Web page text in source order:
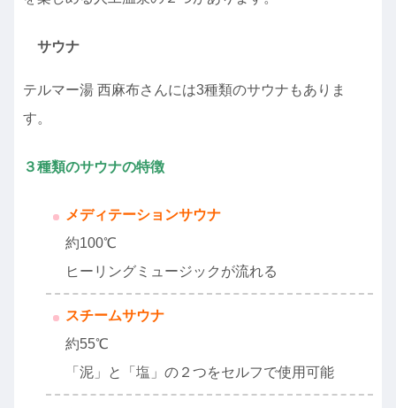
サウナ
テルマー湯 西麻布さんには3種類のサウナもありま
す。
３種類のサウナの特徴
メディテーションサウナ
約100℃
ヒーリングミュージックが流れる
スチームサウナ
約55℃
「泥」と「塩」の２つをセルフで使用可能